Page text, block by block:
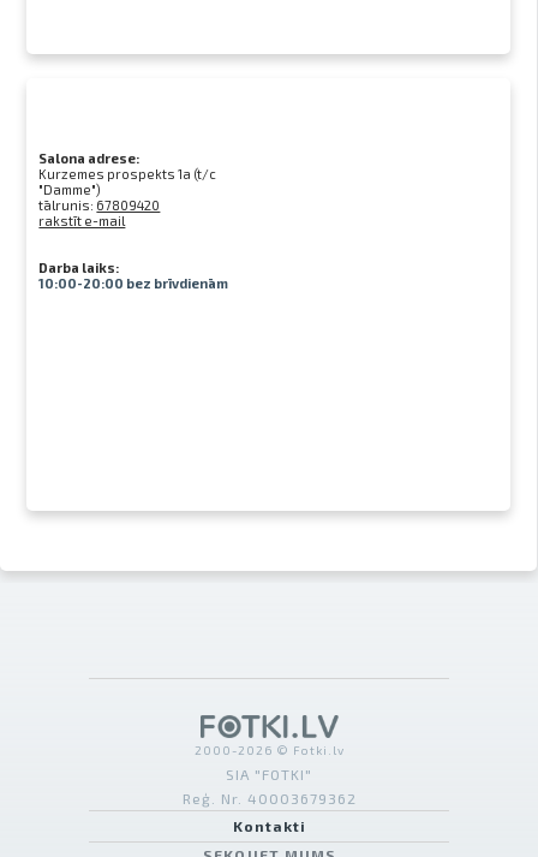
Salona adrese:
Kurzemes prospekts 1a (t/c
"Damme")
tālrunis: 67809420
rakstīt e-mail
Darba laiks:
10:00-20:00 bez brīvdienām
2000-2026 © Fotki.lv
SIA "FOTKI"
Reģ. Nr. 40003679362
Kontakti